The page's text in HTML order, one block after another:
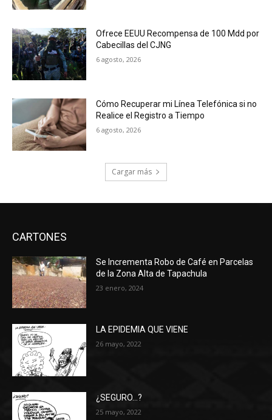
Ofrece EEUU Recompensa de 100 Mdd por
Cabecillas del CJNG
6 agosto, 2026
Cómo Recuperar mi Línea Telefónica si no
Realice el Registro a Tiempo
6 agosto, 2026
Cargar más
CARTONES
Se Incrementa Robo de Café en Parcelas
de la Zona Alta de Tapachula
23 enero, 2024
LA EPIDEMIA QUE VIENE
26 mayo, 2022
¿SEGURO…?
25 mayo, 2022